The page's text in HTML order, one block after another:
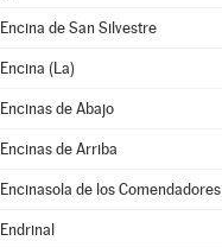
Encina de San Silvestre
Encina (La)
Encinas de Abajo
Encinas de Arriba
Encinasola de los Comendadores
Endrinal